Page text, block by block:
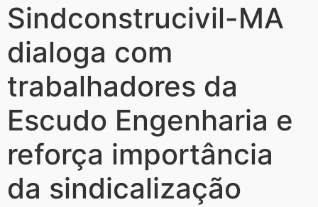
Sindconstrucivil-MA
dialoga com
trabalhadores da
Escudo Engenharia e
reforça importância
da sindicalização